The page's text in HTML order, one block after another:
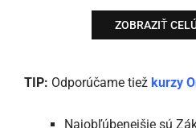
ZOBRAZIŤ
TIP: Odporúčame tiež kurzy
Najobľúbenejšie sú